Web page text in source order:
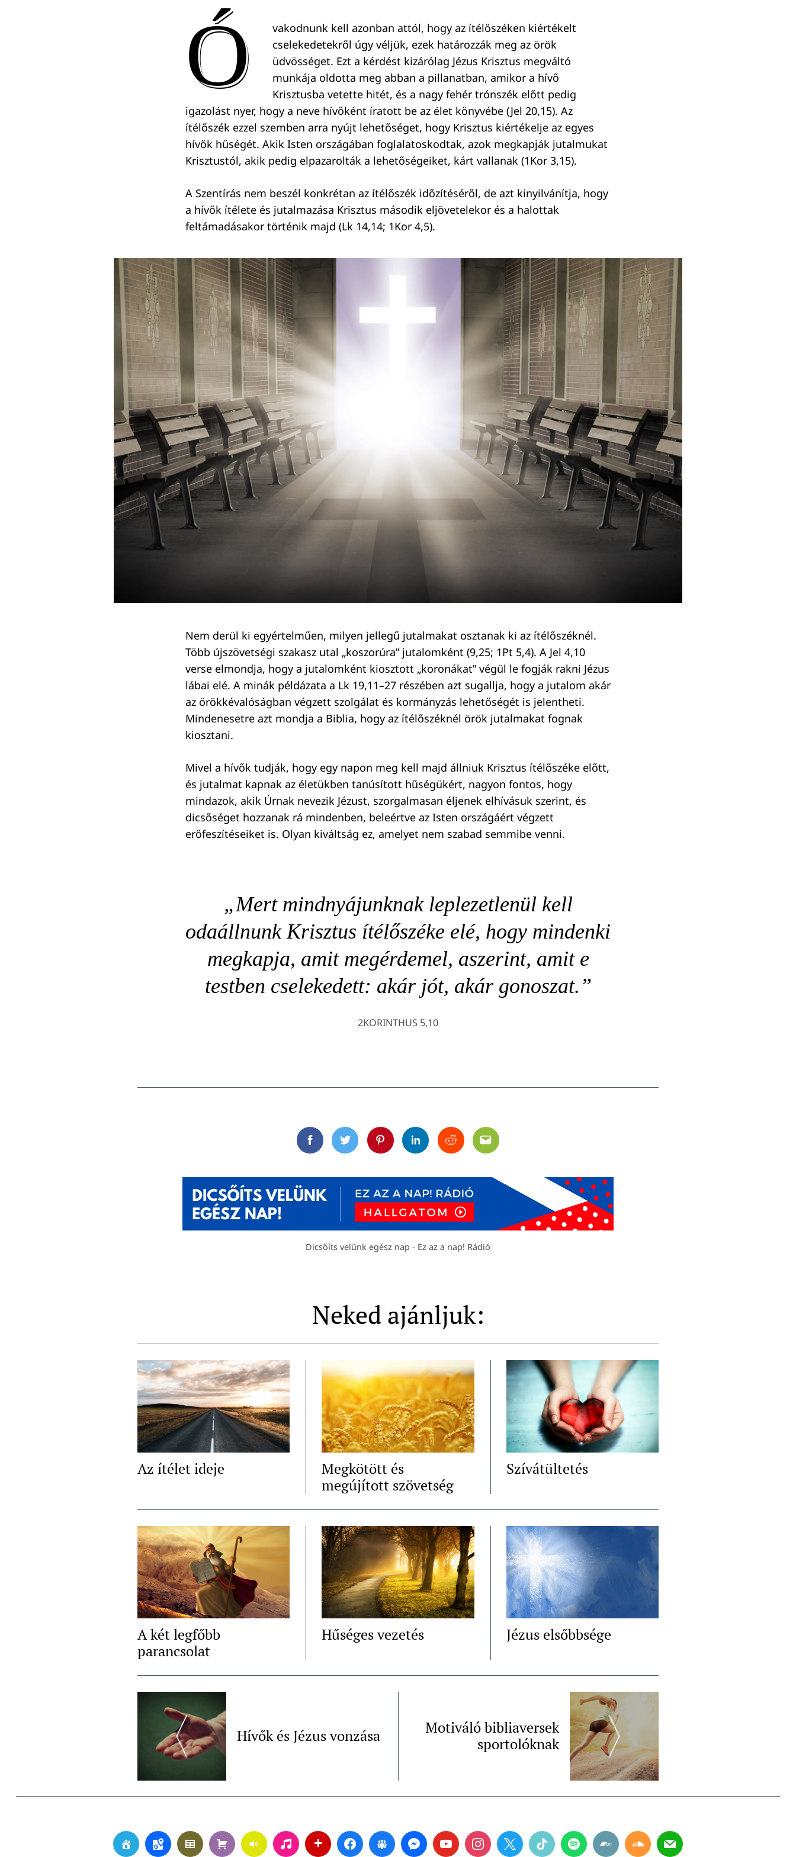
Ó
vakodnunk kell azonban attól, hogy az ítélőszéken kiértékelt
cselekedetekről úgy véljük, ezek határozzák meg az örök
üdvösséget. Ezt a kérdést kizárólag Jézus Krisztus megváltó
munkája oldotta meg abban a pillanatban, amikor a hívő
Krisztusba vetette hitét, és a nagy fehér trónszék előtt pedig
igazolást nyer, hogy a neve hívőként íratott be az élet könyvébe (Jel 20,15). Az
ítélőszék ezzel szemben arra nyújt lehetőséget, hogy Krisztus kiértékelje az egyes
hívők hűségét. Akik Isten országában foglalatoskodtak, azok megkapják jutalmukat
Krisztustól, akik pedig elpazarolták a lehetőségeiket, kárt vallanak (1Kor 3,15).
A Szentírás nem beszél konkrétan az ítélőszék időzítéséről, de azt kinyilvánítja, hogy
a hívők ítélete és jutalmazása Krisztus második eljövetelekor és a halottak
feltámadásakor történik majd (Lk 14,14; 1Kor 4,5).
Nem derül ki egyértelműen, milyen jellegű jutalmakat osztanak ki az ítélőszéknél.
Több újszövetségi szakasz utal „koszorúra” jutalomként (9,25; 1Pt 5,4). A Jel 4,10
verse elmondja, hogy a jutalomként kiosztott „koronákat” végül le fogják rakni Jézus
lábai elé. A minák példázata a Lk 19,11–27 részében azt sugallja, hogy a jutalom akár
az örökkévalóságban végzett szolgálat és kormányzás lehetőségét is jelentheti.
Mindenesetre azt mondja a Biblia, hogy az ítélőszéknél örök jutalmakat fognak
kiosztani.
Mivel a hívők tudják, hogy egy napon meg kell majd állniuk Krisztus ítélőszéke előtt,
és jutalmat kapnak az életükben tanúsított hűségükért, nagyon fontos, hogy
mindazok, akik Úrnak nevezik Jézust, szorgalmasan éljenek elhívásuk szerint, és
dicsőséget hozzanak rá mindenben, beleértve az Isten országáért végzett
erőfeszítéseiket is. Olyan kiváltság ez, amelyet nem szabad semmibe venni.
„Mert mindnyájunknak leplezetlenül kell
odaállnunk Krisztus ítélőszéke elé, hogy mindenki
megkapja, amit megérdemel, aszerint, amit e
testben cselekedett: akár jót, akár gonoszat.”
2KORINTHUS 5,10
FacebookTwitterPinterestLinkedinRedditEmail
Dicsőíts velünk egész nap - Ez az a nap! Rádió
Neked ajánljuk:
Az ítélet ideje
Megkötött és
megújított szövetség
Szívátültetés
A két legfőbb
parancsolat
Hűséges vezetés Jézus elsőbbsége
Post
Navigation
Hívők és Jézus vonzása
Motiváló bibliaversek
sportolóknak